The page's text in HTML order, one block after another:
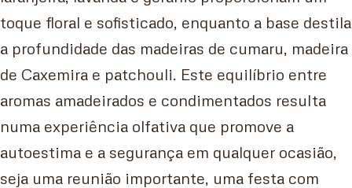
toque floral e sofisticado, enquanto a base destila
a profundidade das madeiras de cumaru, madeira
de Caxemira e patchouli. Este equilíbrio entre
aromas amadeirados e condimentados resulta
numa experiência olfativa que promove a
autoestima e a segurança em qualquer ocasião,
seja uma reunião importante, uma festa com